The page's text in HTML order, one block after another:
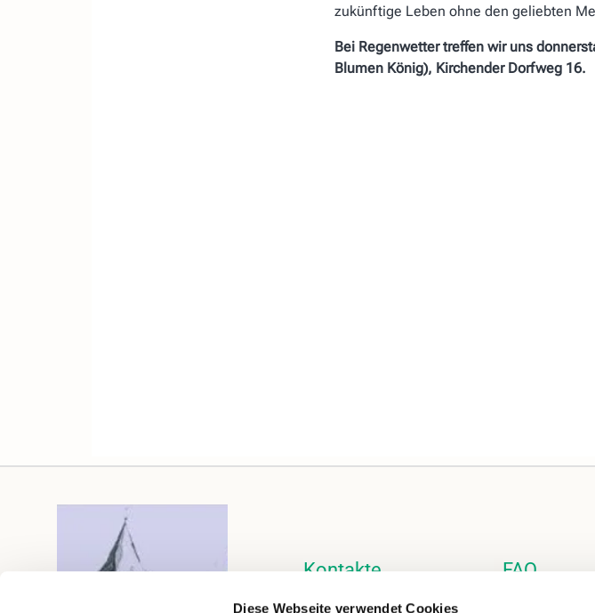
Diese Webseite verwendet Cookies
zukünftige Leben ohne den geliebten
Bei Regenwetter treffen wir uns
Blumen König), Kirchender Dorfweg 16.
Kontakte
Kalender
FAQ